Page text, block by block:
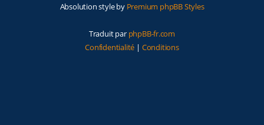
Absolution style by Premium phpBB Styles
Traduit par phpBB-fr.com
Confidentialité | Conditions